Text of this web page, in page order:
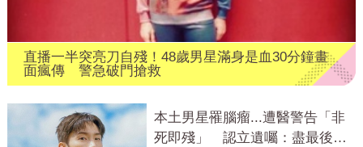
直播一半突亮刀自殘！48歲男星滿身是血30分鐘畫
面瘋傳 警急破門搶救
本土男星罹腦瘤...遭醫警告「非
死即殘」 認立遺囑：盡最後心